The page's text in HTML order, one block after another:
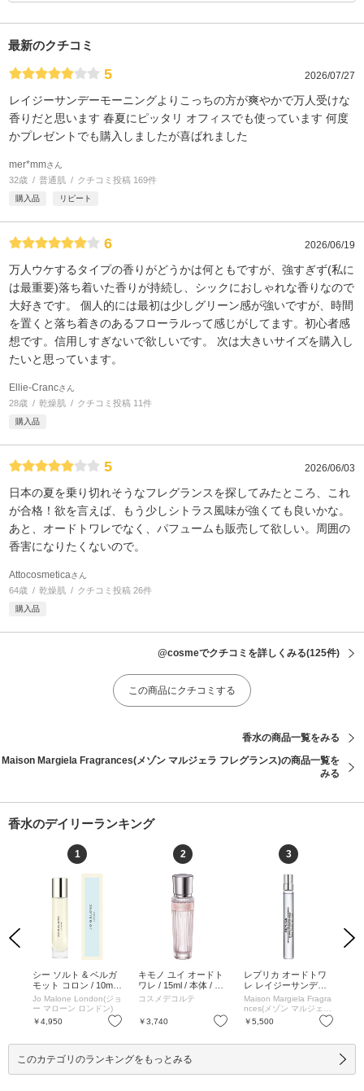
最新のクチコミ
5 2026/07/27
レイジーサンデーモーニングよりこっちの方が爽やかで万人受けな
香りだと思います 春夏にピッタリ オフィスでも使っています 何度
かプレゼントでも購入しましたが喜ばれました
mer*mmさん
32歳 普通肌 クチコミ投稿 169件
購入品 リピート
6 2026/06/19
万人ウケするタイプの香りがどうかは何ともですが、強すぎず(私に
は最重要)落ち着いた香りが持続し、シックにおしゃれな香りなので
大好きです。 個人的には最初は少しグリーン感が強いですが、時間
を置くと落ち着きのあるフローラルって感じがしてます。初心者感
想です。信用しすぎないで欲しいです。 次は大きいサイズを購入し
たいと思っています。
Ellie-Crancさん
28歳 乾燥肌 クチコミ投稿 11件
購入品
5 2026/06/03
日本の夏を乗り切れそうなフレグランスを探してみたところ、これ
が合格！欲を言えば、もう少しシトラス風味が強くても良いかな。
あと、オードトワレでなく、パフュームも販売して欲しい。周囲の
香害になりたくないので。
Attocosmeticaさん
64歳 乾燥肌 クチコミ投稿 26件
購入品
@cosmeでクチコミを詳しくみる(125件)
この商品にクチコミする
香水の商品一覧をみる
Maison Margiela Fragrances(メゾン マルジェラ フレグランス)の商品一覧を
みる
香水のデイリーランキング
Previous
お気に入り
1
シー ソルト & ベルガ
モット コロン / 10mL
/ 10mL
Jo Malone London(ジョ
ー マローン ロンドン)
￥4,950
お気に入り
2
キモノ ユイ オードト
ワレ / 15ml / 本体 / 15
ml
コスメデコルテ
￥3,740 お気に入り
3
レプリカ オードトワ
レ レイジーサンデー
モーニング / 10mL /
本体 / フローラルムス
ク / 10mL
Maison Margiela Fragra
nces(メゾン マルジェラ
フレグランス)
￥5,500
Next
このカテゴリのランキングをもっとみる